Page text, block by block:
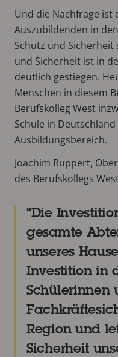
Und die Nachfrage ist
Auszubildenden in
Schutz und Sicherheit
und Sicherheit ist in
deutlich gestiegen.
Menschen in diesem
Berufskolleg West
Schule in
Ausbildungsbereich.
Joachim Ruppert,
des Berufskollegs
Die
gesamte
unseres
Investition in
Schülerinnen
Region und
Sicherheit